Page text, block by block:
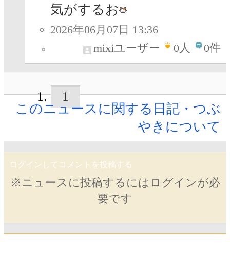
気がするお
2026年06月07日 13:36
mixiユーザー
0人 0件
1
このニュースに関する日記・つぶ
やきについて
ログインしてコメントを投稿する
※ニュースに投稿するにはログインが必
要です